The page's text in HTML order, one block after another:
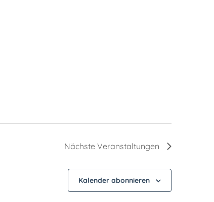
Nächste Veranstaltungen
Kalender abonnieren